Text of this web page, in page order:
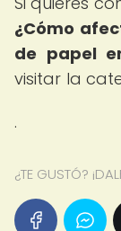
¿Cómo
de papel
visitar la
.
¿TE GUSTÓ?